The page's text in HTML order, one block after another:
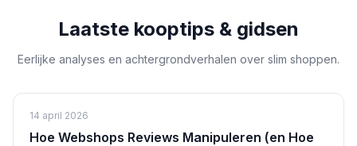
Laatste kooptips & gidsen
Eerlijke analyses en achtergrondverhalen over slim shoppen.
14 april 2026
Hoe Webshops Reviews Manipuleren (en Hoe